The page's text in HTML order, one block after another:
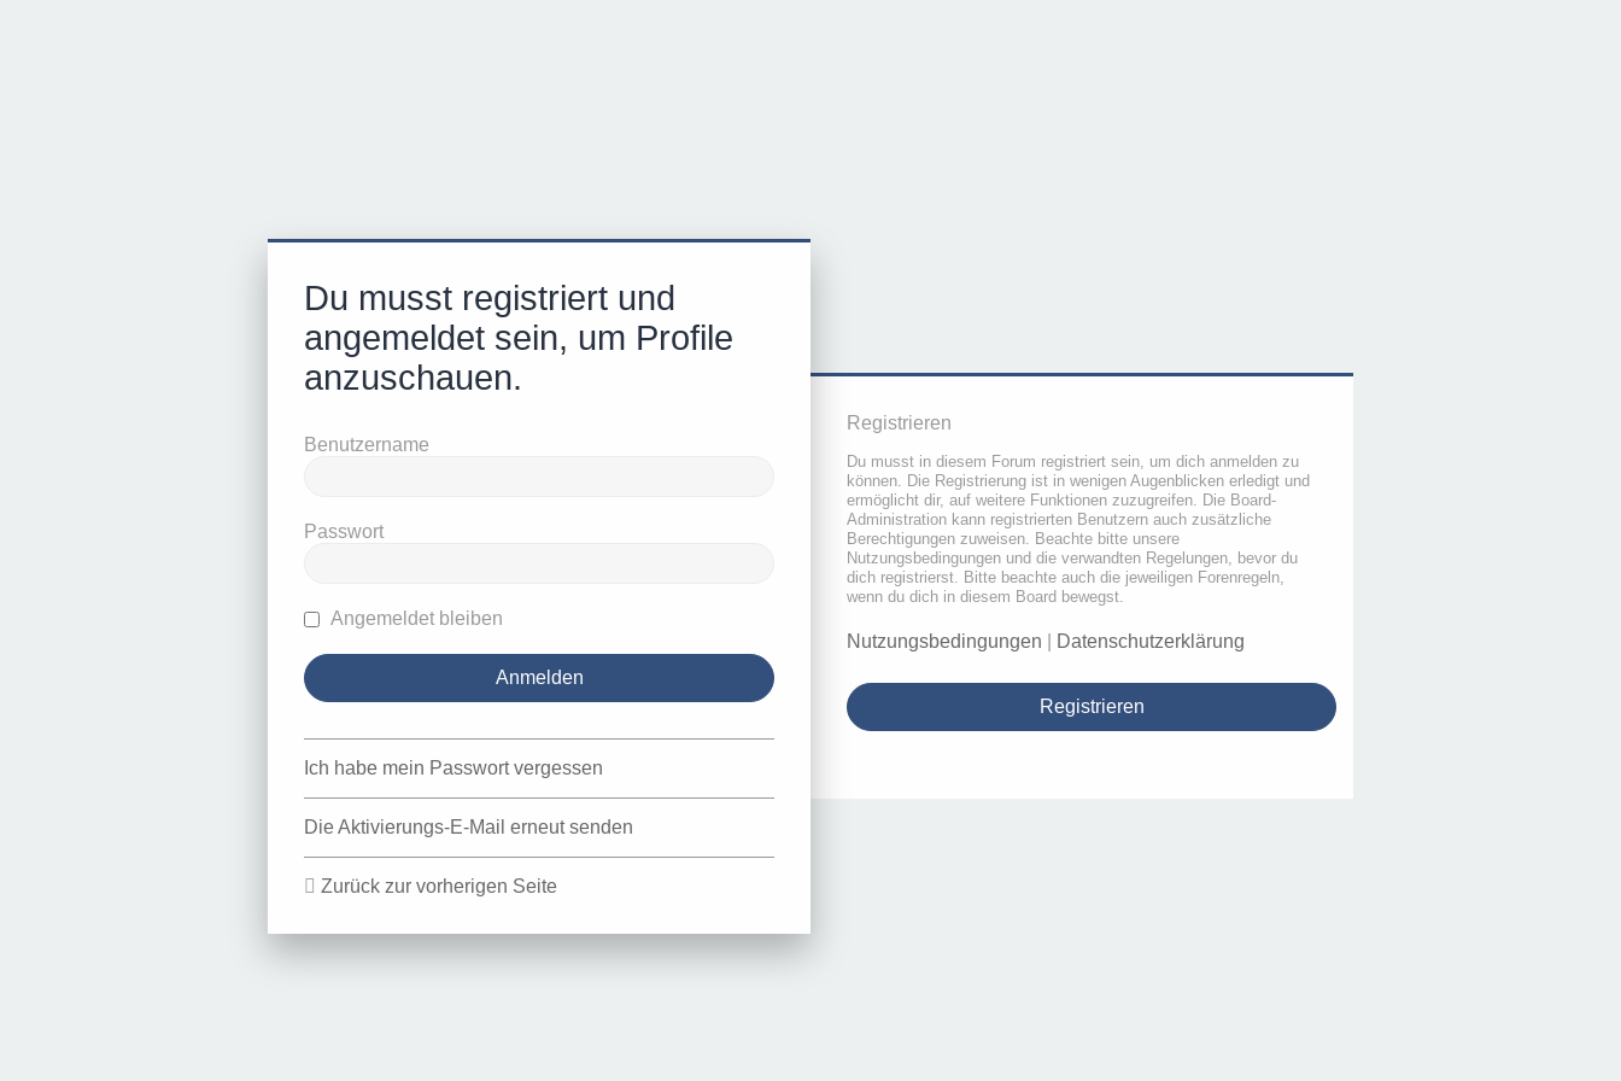
Du musst registriert und
angemeldet sein, um Profile
anzuschauen.
Benutzername
Passwort
Angemeldet bleiben
Ich habe mein Passwort vergessen
Die Aktivierungs-E-Mail erneut senden
Zurück zur vorherigen Seite
Registrieren
Du musst in diesem Forum registriert sein, um dich anmelden zu
können. Die Registrierung ist in wenigen Augenblicken erledigt und
ermöglicht dir, auf weitere Funktionen zuzugreifen. Die Board-
Administration kann registrierten Benutzern auch zusätzliche
Berechtigungen zuweisen. Beachte bitte unsere
Nutzungsbedingungen und die verwandten Regelungen, bevor du
dich registrierst. Bitte beachte auch die jeweiligen Forenregeln,
wenn du dich in diesem Board bewegst.
Nutzungsbedingungen Datenschutzerklärung
Registrieren